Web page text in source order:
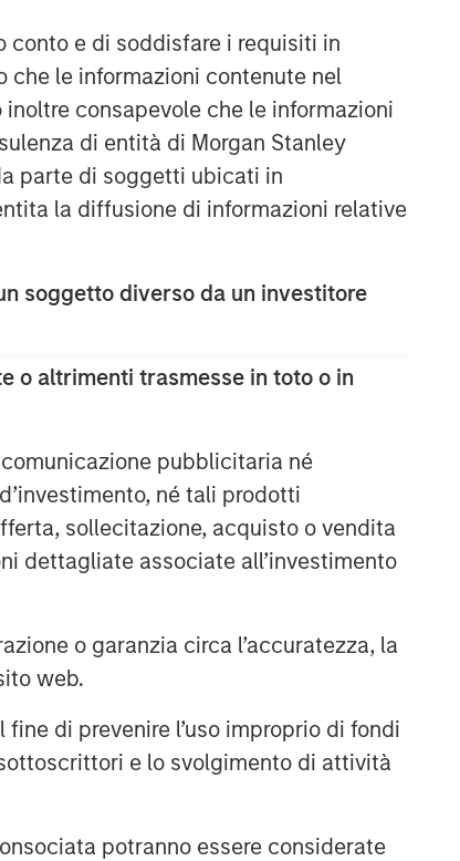
conto e di soddisfare i requisiti in
che le informazioni contenute nel
consapevole che le informazioni
di entità di Morgan Stanley
parte di soggetti ubicati in
la diffusione di informazioni relative
soggetto diverso da un investitore
o altrimenti trasmesse in toto o in
pubblicitaria né
né tali prodotti
sollecitazione, acquisto o vendita
dettagliate associate all’investimento
o garanzia circa l’accuratezza, la
web.
di prevenire l’uso improprio di fondi
e lo svolgimento di attività
potranno essere considerate
broad array of asset classes,
geographic regions and investment
themes across all phases of the real
estate cycle.